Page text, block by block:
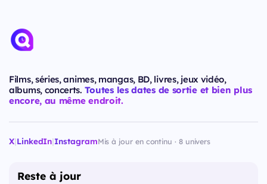
Films, séries, animes, mangas, BD, livres, jeux vidéo,
albums, concerts. Toutes les dates de sortie et bien plus
encore, au même endroit.
X|LinkedIn|InstagramMis à jour en continu · 8 univers
Reste à jour